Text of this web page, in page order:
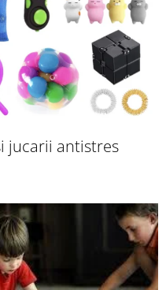
jucarii antistres